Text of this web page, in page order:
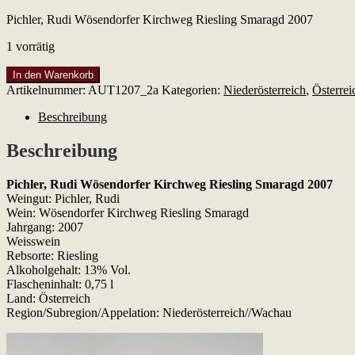
Pichler, Rudi Wösendorfer Kirchweg Riesling Smaragd 2007
1 vorrätig
Pichler,
Rudi
Kirchweg
Smaragd
2007
In den Warenkorb
Artikelnummer: AUT1207_2a Kategorien: Niederösterreich,
Beschreibung
Beschreibung
Pichler, Rudi Wösendorfer Kirchweg Riesling Smaragd 2007
Weingut: Pichler, Rudi
Wein: Wösendorfer Kirchweg Riesling Smaragd
Jahrgang: 2007
Weisswein
Rebsorte: Riesling
Alkoholgehalt: 13% Vol.
Flascheninhalt: 0,75 l
Land: Österreich
Region/Subregion/Appelation: Niederösterreich//Wachau